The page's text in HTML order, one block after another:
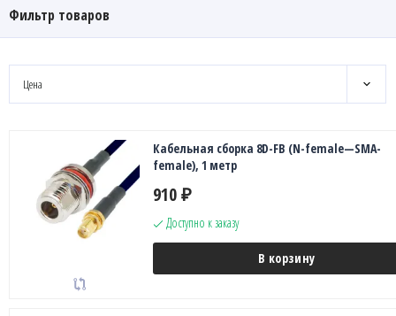
Фильтр товаров
Цена
Кабельная сборка 8D-FB (N-female—SMA-
female), 1 метр
910 ₽
Доступно к заказу
В корзину